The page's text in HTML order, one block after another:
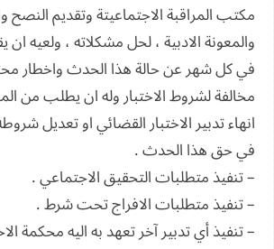
مكتب المراقبة الاجتماعيتة وتقديم النصح
والمعونة الادبية ، لحل مشكلاته ، ولعيه ان
في كل شهر عن حالة هذا الحدث واخطار
مخالفة لشروط الاختبار وله ان يطلب من
انهاء تدبير الاختبار القضائي او تعديل
في حق هذا الحدث .
– تنفيذ متطلبات التحقيق الاجتماعي .
– تنفيذ متطلبات الافراج تحت شرط .
– تنفيذ أي تدبير آخر تعهد به اليه محكمة